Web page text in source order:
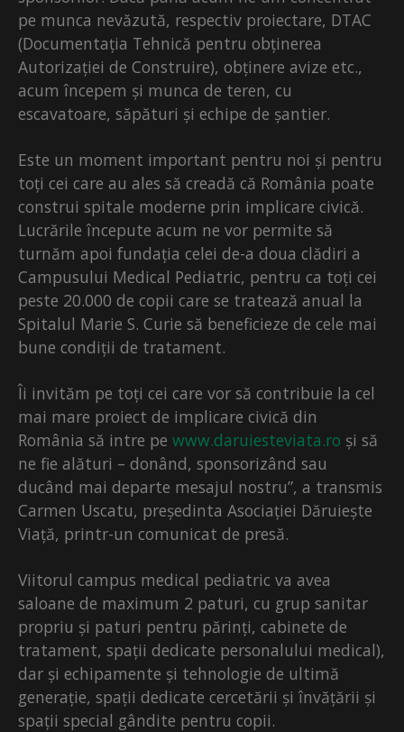
pe munca nevăzută, respectiv proiectare, DTAC
(Documentația Tehnică pentru obținerea
Autorizației de Construire), obținere avize etc.,
acum începem și munca de teren, cu
escavatoare, săpături și echipe de șantier.
Este un moment important pentru noi și pentru
toți cei care au ales să creadă că România poate
construi spitale moderne prin implicare civică.
Lucrările începute acum ne vor permite să
turnăm apoi fundația celei de-a doua clădiri a
Campusului Medical Pediatric, pentru ca toți cei
peste 20.000 de copii care se tratează anual la
Spitalul Marie S. Curie să beneficieze de cele mai
bune condiții de tratament.
Îi invităm pe toți cei care vor să contribuie la cel
mai mare proiect de implicare civică din
România să intre pe www.daruiesteviata.ro și să
ne fie alături – donând, sponsorizând sau
ducând mai departe mesajul nostru”, a transmis
Carmen Uscatu, președinta Asociației Dăruiește
Viață, printr-un comunicat de presă.
Viitorul campus medical pediatric va avea
saloane de maximum 2 paturi, cu grup sanitar
propriu și paturi pentru părinți, cabinete de
tratament, spații dedicate personalului medical),
dar și echipamente și tehnologie de ultimă
generație, spații dedicate cercetării și învățării și
spații special gândite pentru copii.